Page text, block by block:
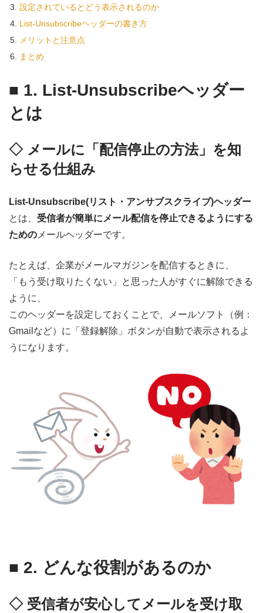
設定されているとどう表示されるのか
List-Unsubscribeヘッダーの書き方
メリットと注意点
まとめ
■ 1. List-Unsubscribeヘッダー
とは
◇ メールに「配信停止の方法」を知
らせる仕組み
List-Unsubscribe(リスト・アンサブスクライブ)ヘッダー
とは、 受信者が簡単にメール配信を停止できるようにする
ための メールヘッダーです。
たとえば、企業がメールマガジンを配信するときに、
「もう受け取りたくない」と思った人がすぐに解除できる
ように、
このヘッダーを設定しておくことで、メールソフト（例：
Gmailなど）に「登録解除」ボタンが自動で表示されるよ
うになります。
■ 2. どんな役割があるのか
◇ 受信者が安心してメールを受け取